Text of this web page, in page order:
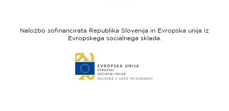
Slovenia
-
regionalni
Naložbo sofinancirata Republika Slovenija in Evropska unija iz
Evropskega socialnega sklada.
do
spletne